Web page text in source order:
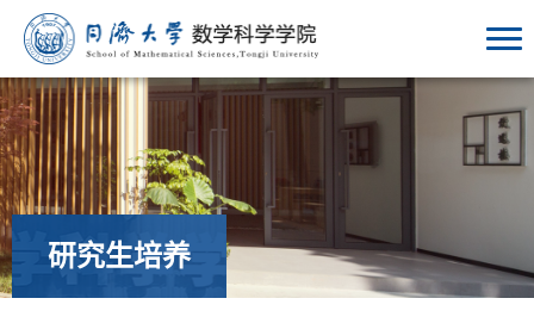
研究生培养